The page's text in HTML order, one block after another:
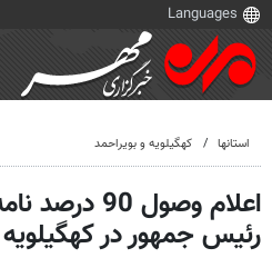
استانها کهگیلویه و بویراحمد
اعلام وصول
رئیس جمهور در